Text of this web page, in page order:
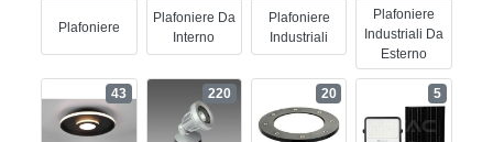
Plafoniere
Plafoniere Da
Interno
Plafoniere
Industriali
Plafoniere
Industriali Da
Esterno
43 220 20 5